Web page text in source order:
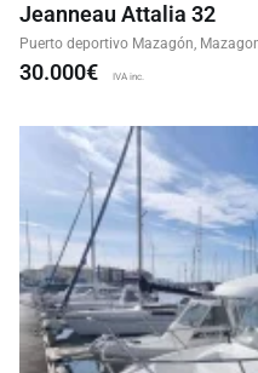
Jeanneau Attalia 32
Puerto deportivo Mazagón,
30.000€ IVA inc.